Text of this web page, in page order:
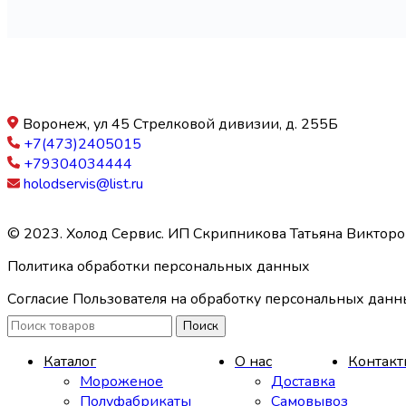
Воронеж, ул 45 Стрелковой дивизии, д. 255Б
+7(473)2405015
+79304034444
holodservis@list.ru
© 2023. Холод Сервис. ИП Скрипникова Татьяна
Политика обработки персональных данных
Согласие Пользователя на обработку персональных
Поиск
Каталог
Мороженое
Полуфабрикаты
О нас
Доставка
Самовывоз